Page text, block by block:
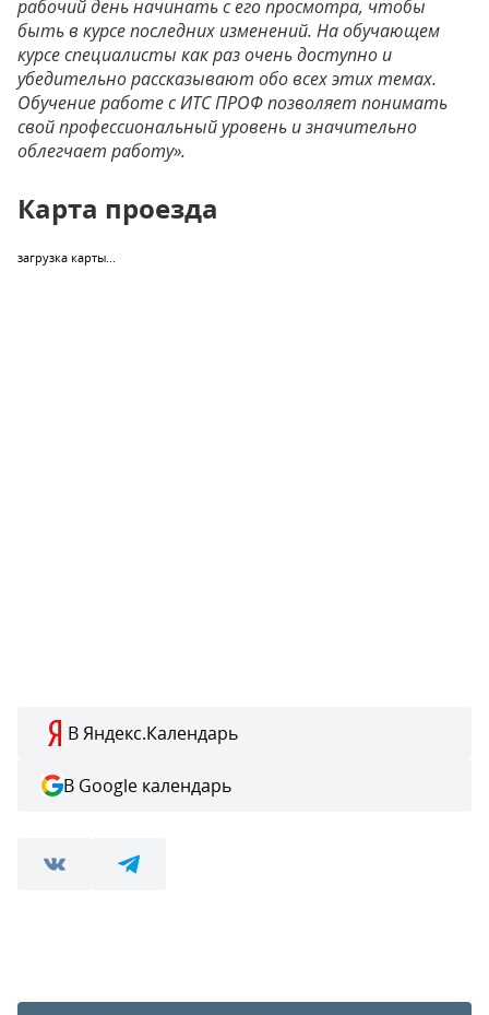
рабочий день начинать с его просмотра, чтобы
быть в курсе последних изменений. На обучающем
курсе специалисты как раз очень доступно и
убедительно рассказывают обо всех этих темах.
Обучение работе с ИТС ПРОФ позволяет понимать
свой профессиональный уровень и значительно
облегчает работу».
Карта проезда
загрузка карты...
В Яндекс.Календарь
В Google календарь